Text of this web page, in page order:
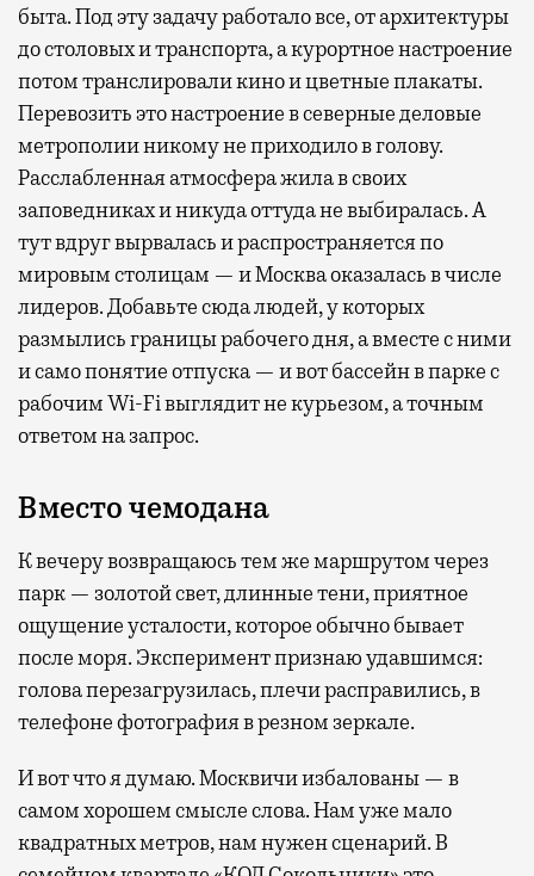
быта. Под эту задачу работало все, от архитектуры
до столовых и транспорта, а курортное настроение
потом транслировали кино и цветные плакаты.
Перевозить это настроение в северные деловые
метрополии никому не приходило в голову.
Расслабленная атмосфера жила в своих
заповедниках и никуда оттуда не выбиралась. А
тут вдруг вырвалась и распространяется по
мировым столицам — и Москва оказалась в числе
лидеров. Добавьте сюда людей, у которых
размылись границы рабочего дня, а вместе с ними
и само понятие отпуска — и вот бассейн в парке с
рабочим Wi-Fi выглядит не курьезом, а точным
ответом на запрос.
Вместо чемодана
К вечеру возвращаюсь тем же маршрутом через
парк — золотой свет, длинные тени, приятное
ощущение усталости, которое обычно бывает
после моря. Эксперимент признаю удавшимся:
голова перезагрузилась, плечи расправились, в
телефоне фотография в резном зеркале.
И вот что я думаю. Москвичи избалованы — в
самом хорошем смысле слова. Нам уже мало
квадратных метров, нам нужен сценарий. В